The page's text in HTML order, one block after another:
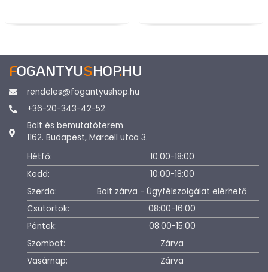
FOGANTYUSHOP.HU
rendeles@fogantyushop.hu
+36-20-343-42-52
Bolt és bemutatóterem
1162. Budapest, Marcell utca 3.
Hétfő:
10:00-18:00
Kedd:
10:00-18:00
Szerda:
Bolt zárva - Ügyfélszolgálat elérhető
Csütörtök:
08:00-16:00
Péntek:
08:00-15:00
Szombat:
Zárva
Vasárnap:
Zárva